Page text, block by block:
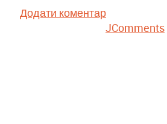
Додати коментар
JComments